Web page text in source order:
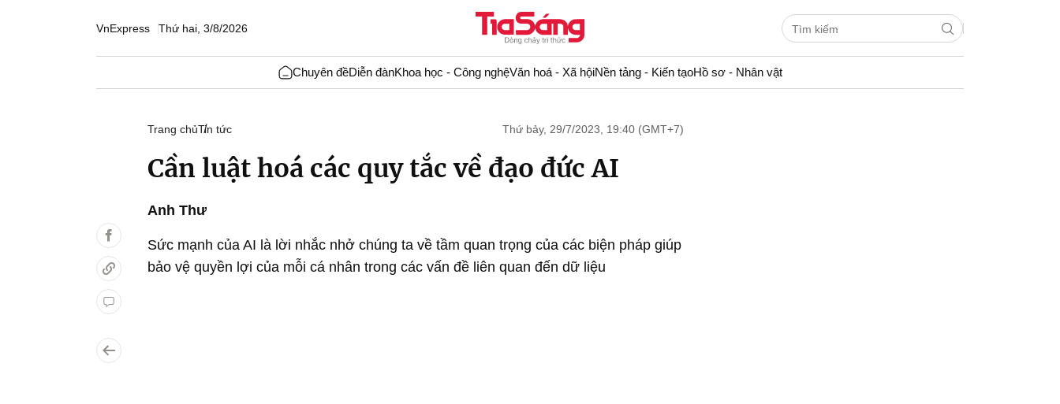
VnExpress Thứ hai, 3/8/2026
Chuyên đềDiễn đànKhoa học - Công nghệVăn hoá - Xã hộiNền tảng - Kiến tạoHồ sơ - Nhân vật
Trang chủTin tức Thứ bảy, 29/7/2023, 19:40 (GMT+7)
Cần luật hoá các quy tắc về đạo đức AI
Anh Thư
Sức mạnh của AI là lời nhắc nhở chúng ta về tầm quan trọng của các biện pháp giúp
bảo vệ quyền lợi của mỗi cá nhân trong các vấn đề liên quan đến dữ liệu